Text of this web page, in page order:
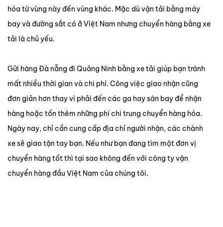
hóa từ vùng này đến vùng khác. Mặc dù vận tải bằng máy
bay và đường sắt có ở Việt Nam nhưng chuyển hàng bằng xe
tải là chủ yếu.
Gửi hàng Đà nẵng đi Quảng Ninh bằng xe tải giúp bạn tránh
mất nhiều thời gian và chi phí. Công việc giao nhận cũng
đơn giản hơn thay vì phải đến các ga hay sân bay để nhận
hàng hoặc tốn thêm những phí chi trung chuyển hàng hóa.
Ngày nay, chỉ cần cung cấp địa chỉ người nhận, các chành
xe sẽ giao tận tay bạn. Nếu như bạn đang tìm một đơn vị
chuyển hàng tốt thì tại sao không đến với công ty vận
chuyển hàng đầu Việt Nam của chúng tôi.